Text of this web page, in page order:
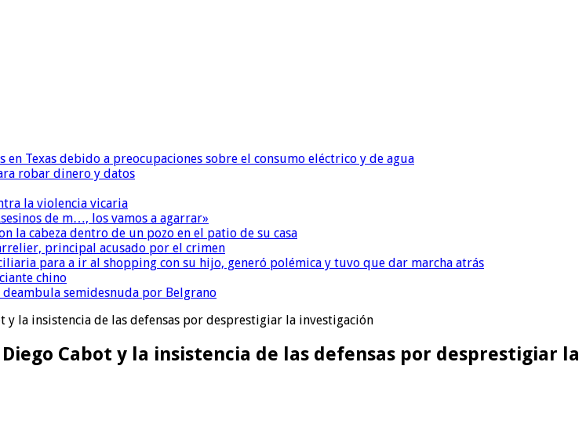
Texas debido a preocupaciones sobre el consumo eléctrico y de agua
robar dinero y datos
la violencia vicaria
de m…, los vamos a agarrar»
la cabeza dentro de un pozo en el patio de su casa
principal acusado por el crimen
para a ir al shopping con su hijo, generó polémica y tuvo que dar marcha atrás
chino
semidesnuda por Belgrano
la insistencia de las defensas por desprestigiar la investigación
Cabot y la insistencia de las defensas por desprestigiar la